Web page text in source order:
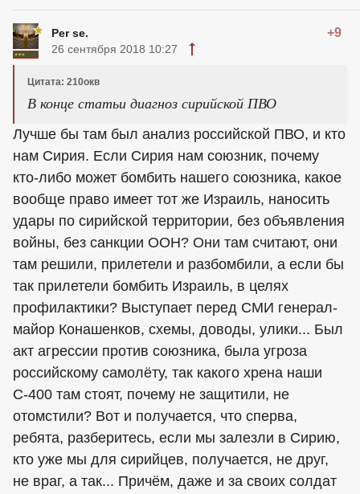
Per se. +9
26 сентября 2018 10:27
Цитата: 210окв
В конце статьи диагноз сирийской ПВО
Лучше бы там был анализ российской ПВО, и кто
нам Сирия. Если Сирия нам союзник, почему
кто-либо может бомбить нашего союзника, какое
вообще право имеет тот же Израиль, наносить
удары по сирийской территории, без объявления
войны, без санкции ООН? Они там считают, они
там решили, прилетели и разбомбили, а если бы
так прилетели бомбить Израиль, в целях
профилактики? Выступает перед СМИ генерал-
майор Конашенков, схемы, доводы, улики... Был
акт агрессии против союзника, была угроза
российскому самолёту, так какого хрена наши
С-400 там стоят, почему не защитили, не
отомстили? Вот и получается, что сперва,
ребята, разберитесь, если мы залезли в Сирию,
кто уже мы для сирийцев, получается, не друг,
не враг, а так... Причём, даже и за своих солдат